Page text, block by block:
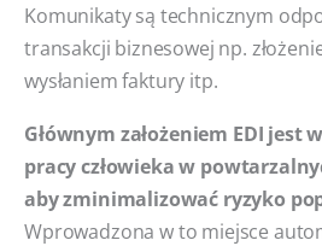
Komunikaty są technicznym
transakcji biznesowej np.
wysłaniem faktury itp.
Głównym założeniem EDI jest
pracy człowieka w
aby zminimalizować ryzyko
Wprowadzona w to miejsce